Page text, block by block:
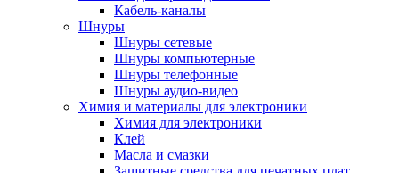
Кабель-каналы
Шнуры
Шнуры сетевые
Шнуры компьютерные
Шнуры телефонные
Шнуры аудио-видео
Химия и материалы для электроники
Химия для электроники
Клей
Масла и смазки